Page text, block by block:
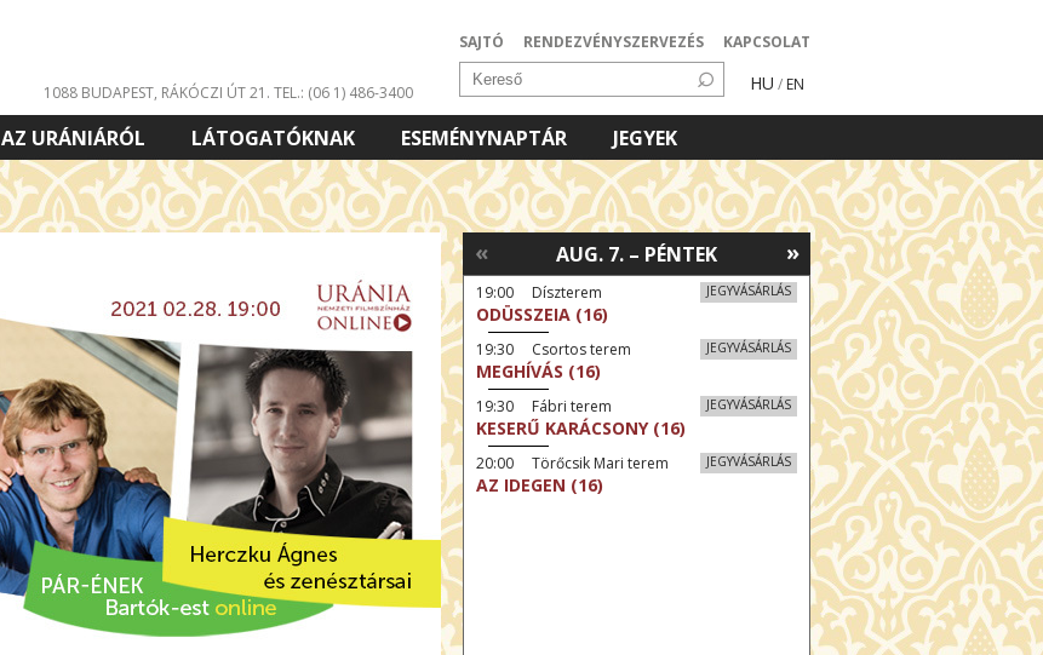
SAJTÓ RENDEZVÉNYSZERVEZÉS KAPCSOLAT
HU / EN
1088 BUDAPEST, RÁKÓCZI ÚT 21. TEL.: (06 1) 486-3400
AZ URÁNIÁRÓL LÁTOGATÓKNAK ESEMÉNYNAPTÁR
JEGYEK
»
AUG. 7. – PÉNTEK
«
JEGYVÁSÁRLÁS
19:00 Díszterem
ODÜSSZEIA (16)
JEGYVÁSÁRLÁS
19:30 Csortos terem
MEGHÍVÁS (16)
JEGYVÁSÁRLÁS
19:30 Fábri terem
KESERŰ KARÁCSONY (16)
JEGYVÁSÁRLÁS
20:00 Törőcsik Mari terem
AZ IDEGEN (16)